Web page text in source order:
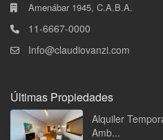
Amenábar 1945, C.A.B.A.
11-6667-0000
Info@claudiovanzi.com
Últimas Propiedades
Alquiler
Amb...